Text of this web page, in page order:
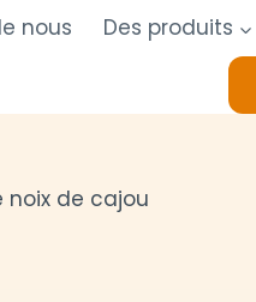
nous Des produits
de cajou